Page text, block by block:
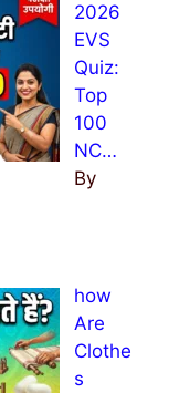
2026
EVS
Quiz:
Top
100
NC…
By
how
Are
Clothe
s